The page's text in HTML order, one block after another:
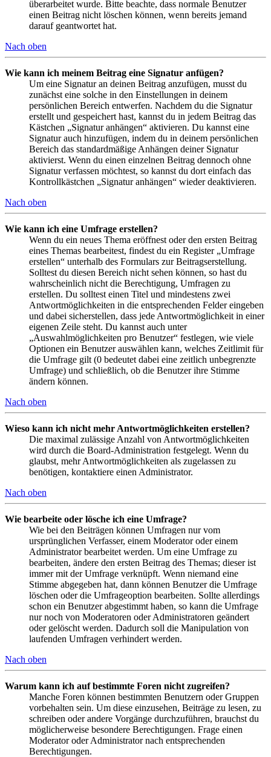
überarbeitet wurde. Bitte beachte, dass normale Benutzer
einen Beitrag nicht löschen können, wenn bereits jemand
darauf geantwortet hat.
Nach oben
Wie kann ich meinem Beitrag eine Signatur anfügen?
Um eine Signatur an deinen Beitrag anzufügen, musst du
zunächst eine solche in den Einstellungen in deinem
persönlichen Bereich entwerfen. Nachdem du die Signatur
erstellt und gespeichert hast, kannst du in jedem Beitrag das
Kästchen „Signatur anhängen“ aktivieren. Du kannst eine
Signatur auch hinzufügen, indem du in deinem persönlichen
Bereich das standardmäßige Anhängen deiner Signatur
aktivierst. Wenn du einen einzelnen Beitrag dennoch ohne
Signatur verfassen möchtest, so kannst du dort einfach das
Kontrollkästchen „Signatur anhängen“ wieder deaktivieren.
Nach oben
Wie kann ich eine Umfrage erstellen?
Wenn du ein neues Thema eröffnest oder den ersten Beitrag
eines Themas bearbeitest, findest du ein Register „Umfrage
erstellen“ unterhalb des Formulars zur Beitragserstellung.
Solltest du diesen Bereich nicht sehen können, so hast du
wahrscheinlich nicht die Berechtigung, Umfragen zu
erstellen. Du solltest einen Titel und mindestens zwei
Antwortmöglichkeiten in die entsprechenden Felder eingeben
und dabei sicherstellen, dass jede Antwortmöglichkeit in einer
eigenen Zeile steht. Du kannst auch unter
„Auswahlmöglichkeiten pro Benutzer“ festlegen, wie viele
Optionen ein Benutzer auswählen kann, welches Zeitlimit für
die Umfrage gilt (0 bedeutet dabei eine zeitlich unbegrenzte
Umfrage) und schließlich, ob die Benutzer ihre Stimme
ändern können.
Nach oben
Wieso kann ich nicht mehr Antwortmöglichkeiten erstellen?
Die maximal zulässige Anzahl von Antwortmöglichkeiten
wird durch die Board-Administration festgelegt. Wenn du
glaubst, mehr Antwortmöglichkeiten als zugelassen zu
benötigen, kontaktiere einen Administrator.
Nach oben
Wie bearbeite oder lösche ich eine Umfrage?
Wie bei den Beiträgen können Umfragen nur vom
ursprünglichen Verfasser, einem Moderator oder einem
Administrator bearbeitet werden. Um eine Umfrage zu
bearbeiten, ändere den ersten Beitrag des Themas; dieser ist
immer mit der Umfrage verknüpft. Wenn niemand eine
Stimme abgegeben hat, dann können Benutzer die Umfrage
löschen oder die Umfrageoption bearbeiten. Sollte allerdings
schon ein Benutzer abgestimmt haben, so kann die Umfrage
nur noch von Moderatoren oder Administratoren geändert
oder gelöscht werden. Dadurch soll die Manipulation von
laufenden Umfragen verhindert werden.
Nach oben
Warum kann ich auf bestimmte Foren nicht zugreifen?
Manche Foren können bestimmten Benutzern oder Gruppen
vorbehalten sein. Um diese einzusehen, Beiträge zu lesen, zu
schreiben oder andere Vorgänge durchzuführen, brauchst du
möglicherweise besondere Berechtigungen. Frage einen
Moderator oder Administrator nach entsprechenden
Berechtigungen.